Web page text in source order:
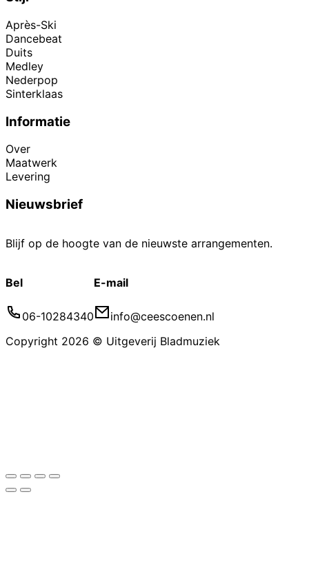
Après-Ski
Dancebeat
Duits
Medley
Nederpop
Sinterklaas
Informatie
Over
Maatwerk
Levering
Nieuwsbrief
Blijf op de hoogte van de nieuwste arrangementen.
Bel
06-10284340
E-mail
info@ceescoenen.nl
Copyright 2026 © Uitgeverij Bladmuziek